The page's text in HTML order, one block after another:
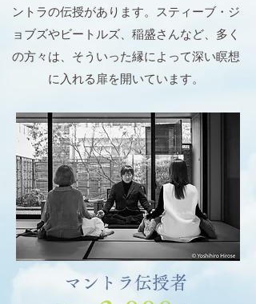
ントラの伝授があります。スティーブ・ジ
ョブズやビートルズ、稲盛さんなど、多く
の方々は、そういった縁によって深い瞑想
に入れる扉を開いています。
​マントラ伝授者